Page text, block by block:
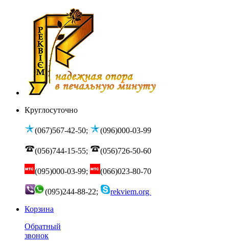
Круглосуточно
(067)567-42-50; (096)000-03-99
(056)744-15-55; (056)726-50-60
(095)000-03-99; (066)023-80-70
(095)244-88-22;
rekviem.org
Корзина
Обратный
звонок